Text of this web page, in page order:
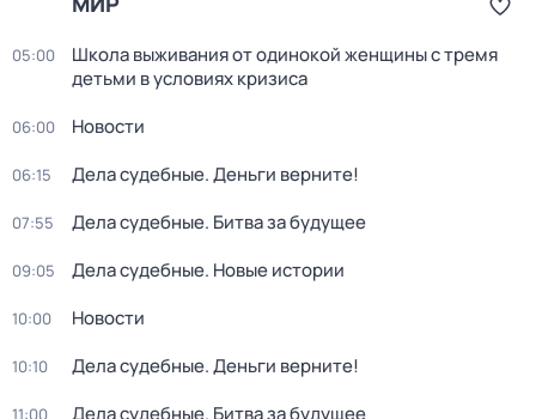
05:00
Школа выживания от одинокой женщины с тремя
детьми в условиях кризиса
06:00 Новости
06:15 Дела судебные. Деньги верните!
07:55 Дела судебные. Битва за будущее
09:05 Дела судебные. Новые истории
10:00 Новости
10:10 Дела судебные. Деньги верните!
11:00 Дела судебные. Битва за будущее